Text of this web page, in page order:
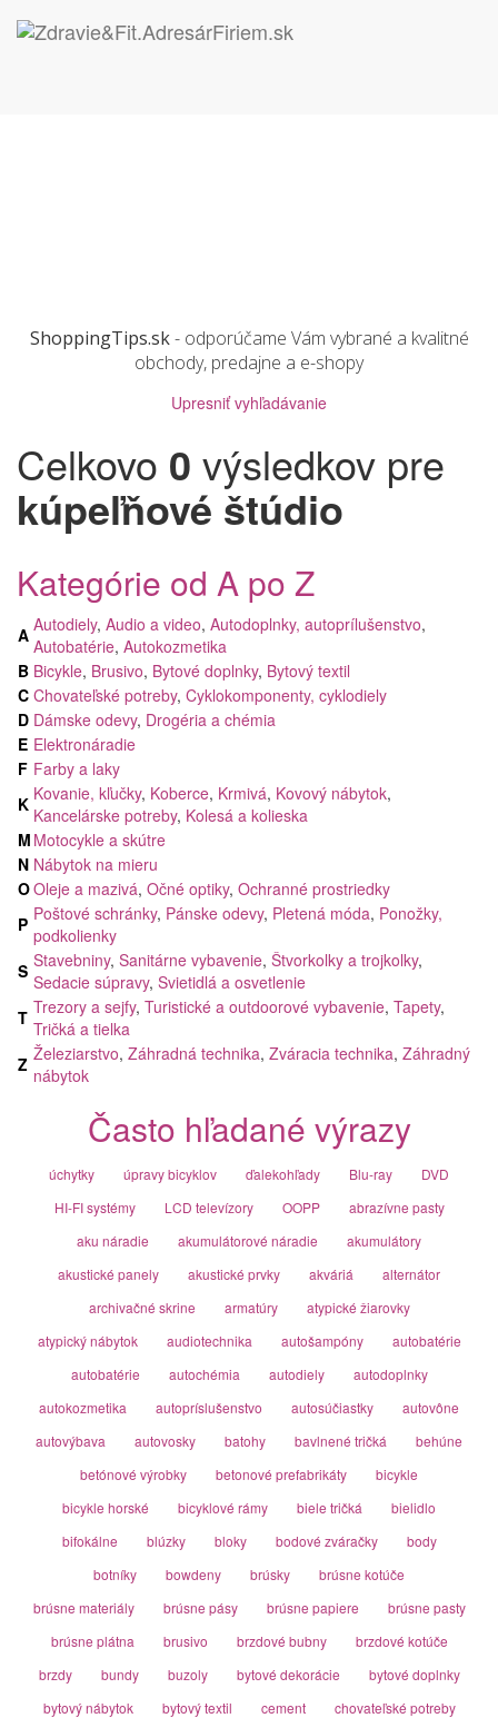
ShoppingTips.sk- odporúčame Vám vybrané a kvalitné
obchody, predajne a e-shopy
Upresniť vyhľadávanie
Celkovo 0 výsledkov pre
kúpeľňové štúdio
Kategórie od A po Z
A Autodiely, Audio a video, Autodoplnky, autoprílušenstvo,
Autobatérie, Autokozmetika
B Bicykle, Brusivo, Bytové doplnky, Bytový textil
C Chovateľské potreby, Cyklokomponenty, cyklodiely
D Dámske odevy, Drogéria a chémia
E Elektronáradie
F Farby a laky
K Kovanie, kľučky, Koberce, Krmivá, Kovový nábytok,
Kancelárske potreby, Kolesá a kolieska
M Motocykle a skútre
N Nábytok na mieru
OOleje a mazivá, Očné optiky, Ochranné prostriedky
P Poštové schránky, Pánske odevy, Pletená móda, Ponožky,
podkolienky
S Stavebniny, Sanitárne vybavenie, Štvorkolky a trojkolky,
Sedacie súpravy, Svietidlá a osvetlenie
T Trezory a sejfy, Turistické a outdoorové vybavenie, Tapety,
Tričká a tielka
Z Železiarstvo, Záhradná technika, Zváracia technika, Záhradný
nábytok
Často hľadané výrazy
úchytky úpravy bicyklov ďalekohľady Blu-ray
DVD
HI-FI systémy
LCD televízory OOPP
abrazívne pasty
aku náradie
akumulátorové náradie
akumulátory
akustické panely
akustické prvky akváriá
alternátor
archivačné skrine
armatúry
atypické žiarovky
atypický nábytok
audiotechnika autošampóny
autobatérie
autobatérie
autochémia autodiely
autodoplnky
autokozmetika
autopríslušenstvo autosúčiastky
autovône
autovýbava
autovosky batohy bavlnené tričká
behúne
betónové výrobky
betonové prefabrikáty
bicykle
bicykle horské
bicyklové rámy biele tričká
bielidlo
bifokálne
blúzky bloky bodové zváračky
body
botníky
bowdeny brúsky
brúsne kotúče
brúsne materiály
brúsne pásy brúsne papiere
brúsne pasty
brúsne plátna
brusivo brzdové bubny
brzdové kotúče
brzdy
bundy buzoly bytové dekorácie
bytové doplnky
bytový nábytok
bytový textil cement
chovateľské potreby